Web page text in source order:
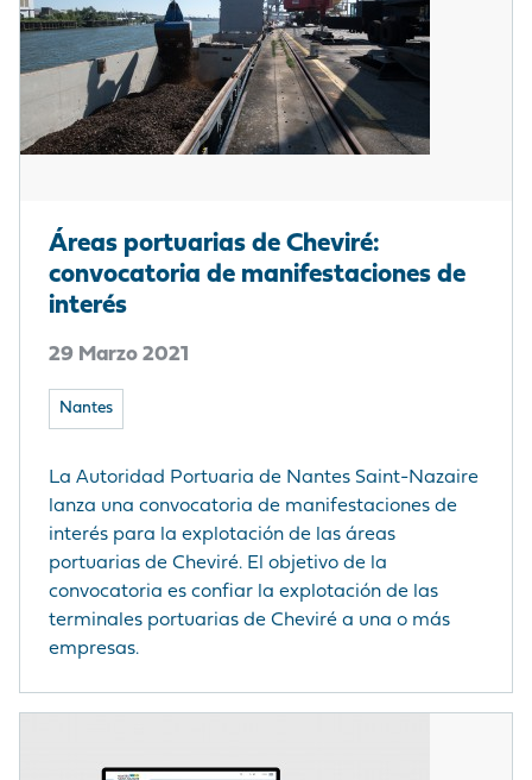
Áreas portuarias de Cheviré:
convocatoria de manifestaciones de
interés
29 Marzo 2021
Nantes
La Autoridad Portuaria de Nantes Saint-Nazaire
lanza una convocatoria de manifestaciones de
interés para la explotación de las áreas
portuarias de Cheviré. El objetivo de la
convocatoria es confiar la explotación de las
terminales portuarias de Cheviré a una o más
empresas.